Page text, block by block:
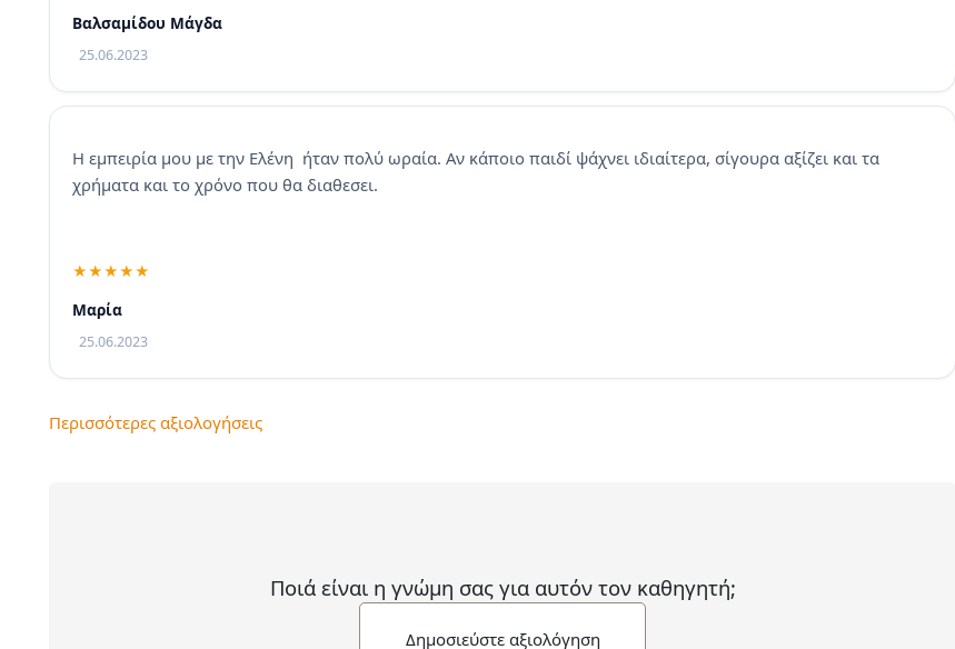
Βαλσαμίδου Μάγδα
25.06.2023
Η εμπειρία μου με την Ελένη ήταν πολύ ωραία. Αν κάποιο παιδί ψάχνει ιδιαίτερα, σίγουρα αξίζει και τα
χρήματα και το χρόνο που θα διαθεσει.
Μαρία
25.06.2023
Περισσότερες αξιολογήσεις
Ποιά είναι η γνώμη σας για αυτόν τον καθηγητή;
Δημοσιεύστε αξιολόγηση